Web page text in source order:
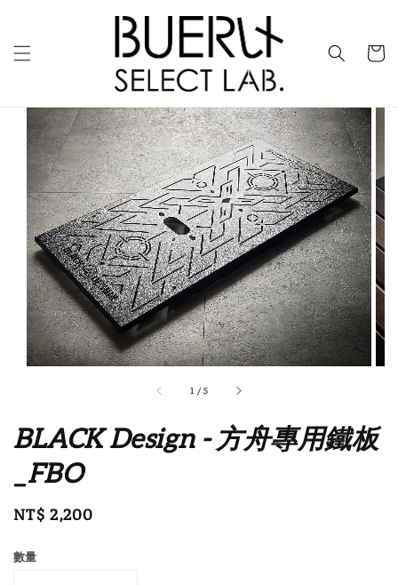
1 /5
BLACK Design - 方舟專用鐵板
_FBO
Regular
NT$ 2,200
數量